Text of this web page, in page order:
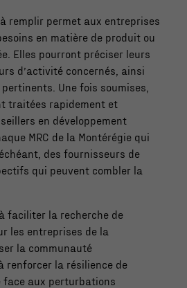
remplir permet aux entreprises
en matière de produit ou
Elles pourront préciser leurs
d’activité concernés, ainsi
Une fois soumises,
traitées rapidement et
en développement
MRC de la Montérégie qui
des fournisseurs de
qui peuvent combler la
faciliter la recherche de
les entreprises de la
la communauté
renforcer la résilience de
face aux perturbations